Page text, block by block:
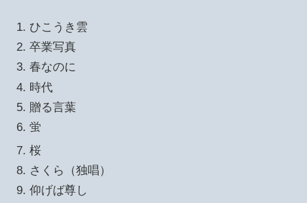
ひこうき雲
卒業写真
春なのに
時代
贈る言葉
蛍
桜
さくら（独唱）
仰げば尊し